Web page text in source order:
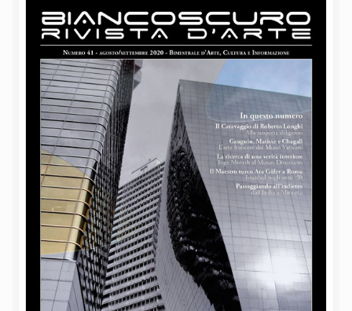
Chi siamo